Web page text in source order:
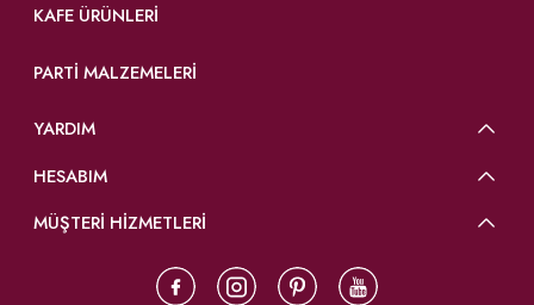
KAFE ÜRÜNLERI
PARTI MALZEMELERI
YARDIM
HESABIM
MÜŞTERİ HİZMETLERİ